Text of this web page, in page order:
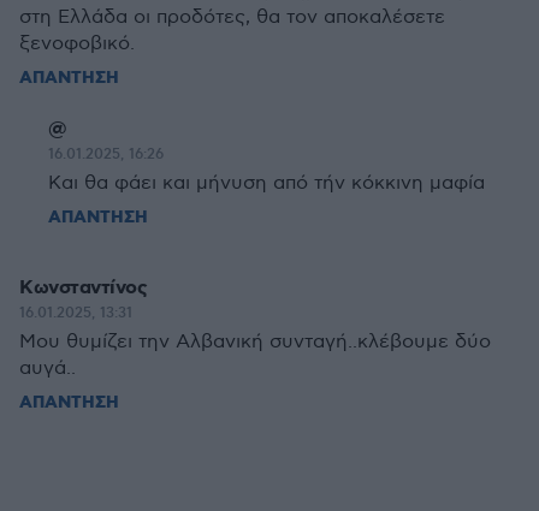
στη Ελλάδα οι προδότες, θα τον αποκαλέσετε
ξενοφοβικό.
ΑΠΑΝΤΗΣΗ
@
16.01.2025, 16:26
Kαι θα φάει και μήνυση από τήν κόκκινη μαφία
ΑΠΑΝΤΗΣΗ
Κωνσταντίνος
16.01.2025, 13:31
Μου θυμίζει την Αλβανική συνταγή..κλέβουμε δύο
αυγά..
ΑΠΑΝΤΗΣΗ